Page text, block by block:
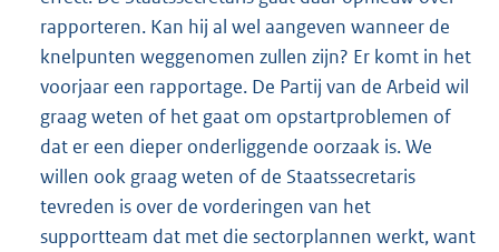
rapporteren. Kan hij al wel aangeven wanneer de
knelpunten weggenomen zullen zijn? Er komt in het
voorjaar een rapportage. De Partij van de Arbeid wil
graag weten of het gaat om opstartproblemen of
dat er een dieper onderliggende oorzaak is. We
willen ook graag weten of de Staatssecretaris
tevreden is over de vorderingen van het
supportteam dat met die sectorplannen werkt, want